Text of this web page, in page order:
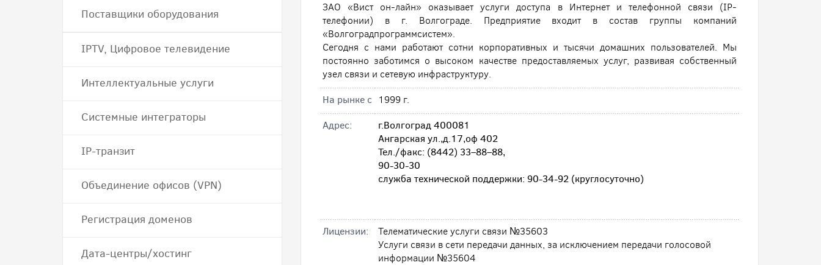
ЗАО «Вист он-лайн» оказывает услуги доступа в Интернет и телефонной связи (IP-
телефонии) в г. Волгограде. Предприятие входит в состав группы компаний
«Волгоградпрограммсистем».
Сегодня с нами работают сотни корпоративных и тысячи домашних пользователей. Мы
постоянно заботимся о высоком качестве предоставляемых услуг, развивая собственный
узел связи и сетевую инфраструктуру.
На рынке с 1999 г.
Адрес:
г.Волгоград 400081
Ангарская ул.,д.17,оф 402
Тел./факс: (8442) 33–88–88,
90-30-30
служба технической поддержки: 90-34-92 (круглосуточно)
Лицензии:
Телематические услуги связи №35603
Услуги связи в сети передачи данных, за исключением передачи голосовой
информации №35604
Поставщики оборудования
IPTV, Цифровое телевидение
Интеллектуальные услуги
Системные интеграторы
IP-транзит
Объединение офисов (VPN)
Регистрация доменов
Дата-центры/хостинг